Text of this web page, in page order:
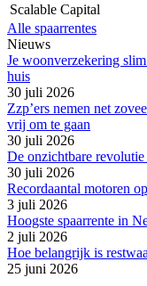
Scalable Capital
Alle spaarrentes
Nieuws
Je woonverzekering
huis
30 juli 2026
Zzp’ers nemen net
vrij om te gaan
30 juli 2026
De onzichtbare revolutie
30 juli 2026
Recordaantal motoren
3 juli 2026
Hoogste spaarrente in
2 juli 2026
Hoe belangrijk is
25 juni 2026